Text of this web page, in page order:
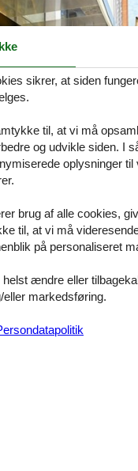
Outlets ligger i det
Milano og Malpensa
Lago d’Orta), Alperne og
sikrer, at siden
til, at vi må
og udvikle siden. I
oplysninger til
brug af alle cookies,
til, at vi må
på personaliseret
ændre eller
markedsføring.